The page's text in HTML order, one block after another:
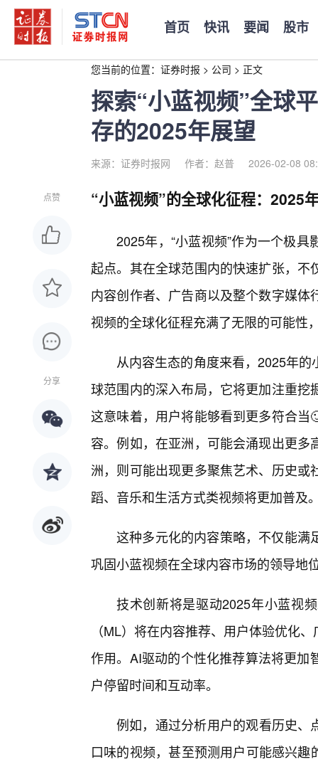
首页 快讯 要闻 股市
您当前的位置： 证券时报 > 公司 > 正文
探索“小蓝视频”全球
存的2025年展望
来源：证券时报网 作者：赵普 2026-02-08
点赞
分享
“小蓝视频”的全球化征程：2025
2025年，“小蓝视频”作为一个极
起点。其在全球范围内的快速扩张，
内容创作者、广告商以及整个数字媒
视频的全球化征程充满了无限的可能性
从内容生态的角度来看，2025年
球范围内的深入布局，它将更加注重
这意味着，用户将能够看到更多符合
容。例如，在亚洲，可能会涌现出更
洲，则可能出现更多聚焦艺术、历史
蹈、音乐和生活方式类视频将更加普及
这种多元化的内容策略，不仅能满
巩固小蓝视频在全球内容市场的领导地
技术创新将是驱动2025年小蓝视
（ML）将在内容推荐、用户体验优化
作用。AI驱动的个性化推荐算法将更
户停留时间和互动率。
例如，通过分析用户的观看历史
口味的视频，甚至预测用户可能感兴